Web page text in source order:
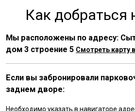
Как
Мы расположены по адресу:
дом 3 строение 5 Смотреть карту
Если вы забронировали
заднем дворе:
Необходимо указать в навигаторе